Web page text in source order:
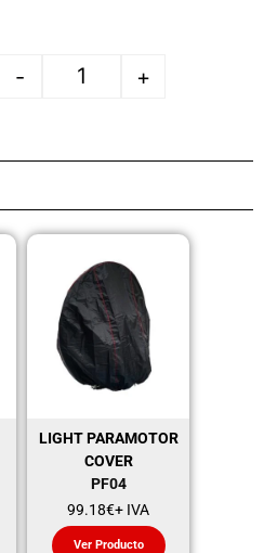
- +
LIGHT PARAMOTOR
COVER
PF04
99.18€+ IVA
Ver Producto